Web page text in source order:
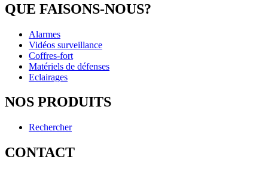
QUE FAISONS-NOUS?
Alarmes
Vidéos surveillance
Coffres-fort
Matériels de défenses
Eclairages
NOS PRODUITS
Rechercher
CONTACT